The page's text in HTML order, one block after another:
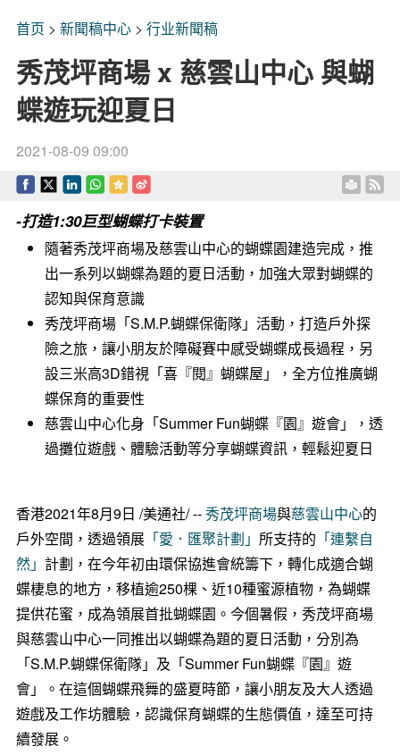
首页 > 新聞稿中心> 行业新聞稿
秀茂坪商場 x 慈雲山中心 與蝴
蝶遊玩迎夏日
2021-08-09 09:00
-打造1:30巨型蝴蝶打卡裝置
隨著秀茂坪商場及慈雲山中心的蝴蝶園建造完成，推
出一系列以蝴蝶為題的夏日活動，加強大眾對蝴蝶的
認知與保育意識
秀茂坪商場「S.M.P.蝴蝶保衛隊」活動，打造戶外探
險之旅，讓小朋友於障礙賽中感受蝴蝶成長過程，另
設三米高3D錯視「喜『閱』蝴蝶屋」，全方位推廣蝴
蝶保育的重要性
慈雲山中心化身「Summer Fun蝴蝶『園』遊會」，透
過攤位遊戲、體驗活動等分享蝴蝶資訊，輕鬆迎夏日
香港2021年8月9日 /美通社/ --秀茂坪商場與慈雲山中心的
戶外空間，透過領展「愛．匯聚計劃」 所支持的 「連繫自
然」 計劃，在今年初由環保協進會統籌下，轉化成適合蝴
蝶棲息的地方，移植逾250棵、近10種蜜源植物，為蝴蝶
提供花蜜，成為領展首批蝴蝶園。今個暑假，秀茂坪商場
與慈雲山中心一同推出以蝴蝶為題的夏日活動，分別為
「S.M.P.蝴蝶保衛隊」及「Summer Fun蝴蝶『園』遊
會」。在這個蝴蝶飛舞的盛夏時節，讓小朋友及大人透過
遊戲及工作坊體驗，認識保育蝴蝶的生態價值，達至可持
續發展。